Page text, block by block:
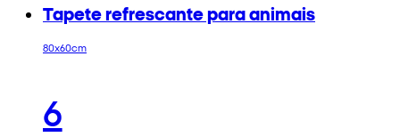
Tapete refrescante para animais
80x60cm
6